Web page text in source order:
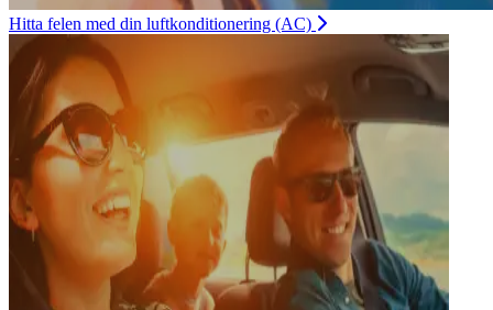
Hitta felen med din luftkonditionering (AC)